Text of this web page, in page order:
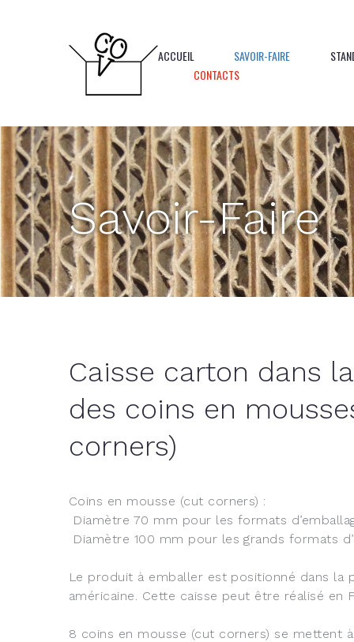
ACCUEIL SAVOIR-FAIRE
CONTACTS
Savoir-Faire
Caisse carton dans
des coins en
corners)
Coins en mousse (cut corners) :
Diamètre 70 mm pour les formats
Diamètre 100 mm pour les grands formats
Le produit à emballer est positionné dans la
américaine. Cette caisse peut être réalisé en
8 coins en mousse (cut corners) se mettent